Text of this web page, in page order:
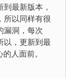
最新版本，
所以同样有很
漏洞，每次
以，更新到最
人面前。